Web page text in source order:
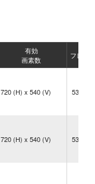
有効
画素数
フレー
720 (H) x 540 (V) 532.6
720 (H) x 540 (V) 532.6